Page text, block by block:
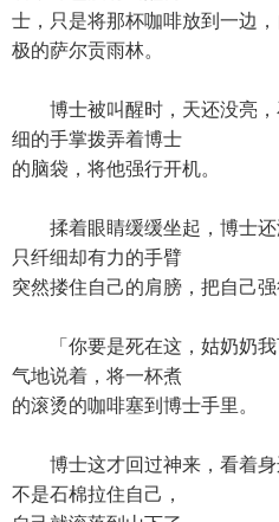
士，只是将那杯咖啡放到一边
极的萨尔贡雨林。
博士被叫醒时，天还没亮，
细的手掌拨弄着博士
的脑袋，将他强行开机。
揉着眼睛缓缓坐起，博士还
只纤细却有力的手臂
突然搂住自己的肩膀，把自己
「你要是死在这，姑奶奶我
气地说着，将一杯煮
的滚烫的咖啡塞到博士手里。
博士这才回过神来，看着身
不是石棉拉住自己，